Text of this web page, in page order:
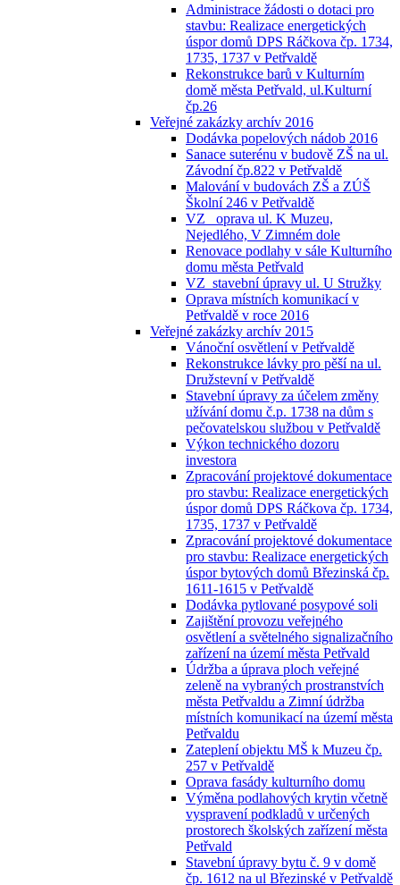
Administrace žádosti o dotaci pro
stavbu: Realizace energetických
úspor domů DPS Ráčkova čp. 1734,
1735, 1737 v Petřvaldě
Rekonstrukce barů v Kulturním
domě města Petřvald, ul.Kulturní
čp.26
Veřejné zakázky archív 2016
Dodávka popelových nádob 2016
Sanace suterénu v budově ZŠ na ul.
Závodní čp.822 v Petřvaldě
Malování v budovách ZŠ a ZÚŠ
Školní 246 v Petřvaldě
VZ_ oprava ul. K Muzeu,
Nejedlého, V Zimném dole
Renovace podlahy v sále Kulturního
domu města Petřvald
VZ_stavební úpravy ul. U Stružky
Oprava místních komunikací v
Petřvaldě v roce 2016
Veřejné zakázky archív 2015
Vánoční osvětlení v Petřvaldě
Rekonstrukce lávky pro pěší na ul.
Družstevní v Petřvaldě
Stavební úpravy za účelem změny
užívání domu č.p. 1738 na dům s
pečovatelskou službou v Petřvaldě
Výkon technického dozoru
investora
Zpracování projektové dokumentace
pro stavbu: Realizace energetických
úspor domů DPS Ráčkova čp. 1734,
1735, 1737 v Petřvaldě
Zpracování projektové dokumentace
pro stavbu: Realizace energetických
úspor bytových domů Březinská čp.
1611-1615 v Petřvaldě
Dodávka pytlované posypové soli
Zajištění provozu veřejného
osvětlení a světelného signalizačního
zařízení na území města Petřvald
Údržba a úprava ploch veřejné
zeleně na vybraných prostranstvích
města Petřvaldu a Zimní údržba
místních komunikací na území města
Petřvaldu
Zateplení objektu MŠ k Muzeu čp.
257 v Petřvaldě
Oprava fasády kulturního domu
Výměna podlahových krytin včetně
vyspravení podkladů v určených
prostorech školských zařízení města
Petřvald
Stavební úpravy bytu č. 9 v domě
čp. 1612 na ul Březinské v Petřvaldě